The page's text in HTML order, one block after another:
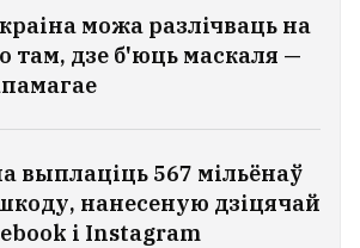
можа разлічваць на
там, дзе б'юць маскаля —
выплаціць 567 мільёнаў
нанесеную дзіцячай
і Instagram